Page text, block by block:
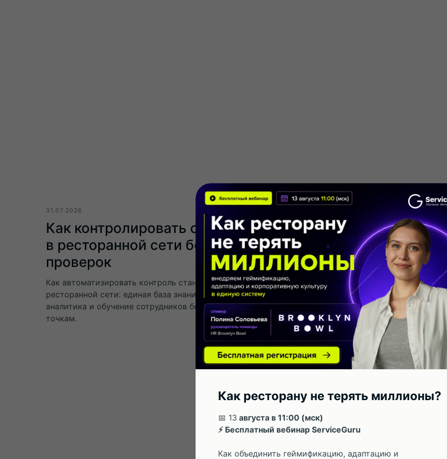
31.07.2026
Как контролировать стандарты сервиса
в ресторанной сети без постоянных
проверок
Как автоматизировать контроль стандартов обслуживания в
ресторанной сети: единая база знаний, онлайн-аттестации,
аналитика и обучение сотрудников без постоянных поездок по
точкам.
Добавление
профиль
Новая функция
несколько должностей,
хранить всю
Как ресторану не терять миллионы?
📅 13 августа в 11:00 (мск)
⚡ Бесплатный вебинар ServiceGuru
Как объединить геймификацию, адаптацию и